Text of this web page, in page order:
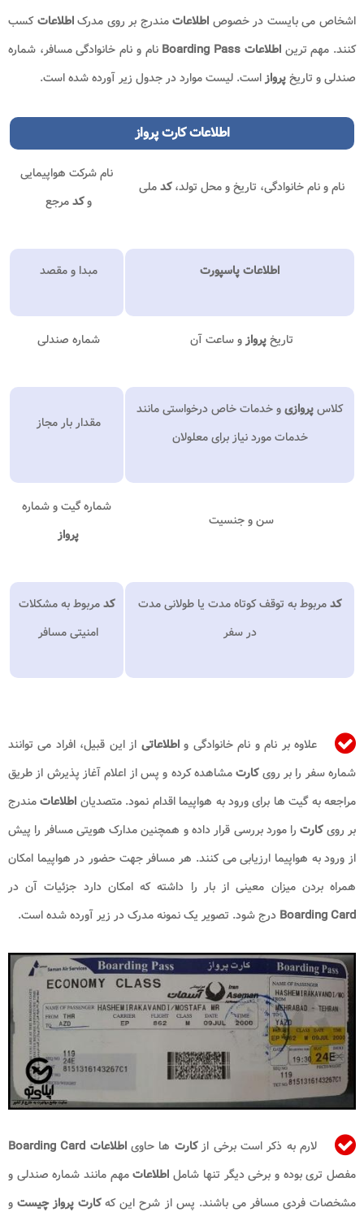
اشخاص می بایست در خصوص اطلاعاتمندرج بر روی مدرکاطلاعاتکسب
کنند. مهم تریناطلاعات Boarding Pass
نام و نام خانوادگی مسافر، شماره
صندلی و تاریخپروازاست. لیست موارد در جدول زیر آورده شده است.
اطلاعاتکارت پرواز
نام و نام خانوادگی، تاریخ و محل تولد،کدملی
نام شرکت هواپیمایی
وکدمرجع
اطلاعاتپاسپورت مبدا و مقصد
تاریخپروازو ساعت آن شماره صندلی
کلاسپروازیو خدمات خاص درخواستی مانند
خدمات مورد نیاز برای معلولان
مقدار بار مجاز
سن و جنسیت
شماره گیت و شماره
پرواز
کدمربوط به توقف کوتاه مدت یا طولانی مدت
در سفر
کدمربوط به مشکلات
امنیتی مسافر
علاوه بر نام و نام خانوادگی واطلاعاتی از این قبیل، افراد می توانند
شماره سفر را بر رویکارتمشاهده کرده و پس از اعلام آغاز پذیرش از طریق
مراجعه به گیت ها برای ورود به هواپیما اقدام نمود. متصدیان اطلاعاتمندرج
بر رویکارت را مورد بررسی قرار داده و همچنین مدارک هویتی مسافر را پیش
از ورود به هواپیما ارزیابی می کنند. هر مسافر جهت حضور در هواپیما امکان
همراه بردن میزان معینی از بار را داشته که امکان دارد جزئیات آن در
Boarding Card درج شود. تصویر یک نمونه مدرک در زیر آورده شده است.
لارم به ذکر است برخی ازکارت ها حاویاطلاعات Boarding Card
مفصل تری بوده و برخی دیگر تنها شامل اطلاعاتمهم مانند شماره صندلی و
مشخصات فردی مسافر می باشند. پس از شرح این کهکارت پرواز چیستو